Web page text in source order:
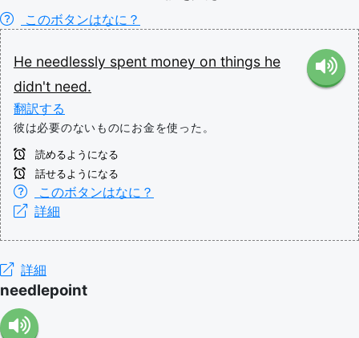
このボタンはなに？
He needlessly spent money on things he
didn't need.
翻訳する
彼は必要のないものにお金を使った。
読めるようになる
話せるようになる
このボタンはなに？
詳細
詳細
needlepoint